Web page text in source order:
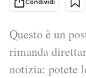
Internet
Scienza
Cultura
Condividi
Questo è un
rimanda
notizia: potete